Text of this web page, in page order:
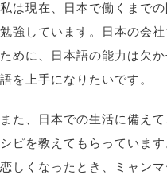
私は現在、日本で働くまで
勉強しています。日本の会
ために、日本語の能力は欠
語を上手になりたいです。
また、日本での生活に備え
シピを教えてもらっていま
恋しくなったとき、ミャン